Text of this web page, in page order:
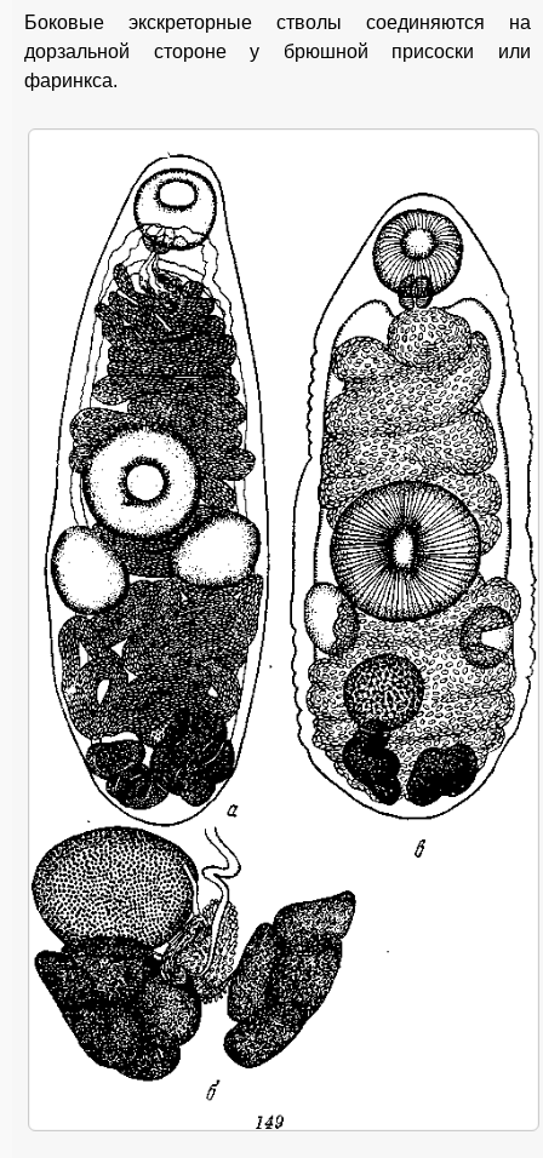
Боковые экскреторные стволы соединяются на
дорзальной стороне у брюшной присоски или
фаринкса.